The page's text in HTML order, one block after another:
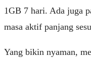
1GB 7 hari. Ada juga
masa aktif panjang
Yang bikin nyaman,